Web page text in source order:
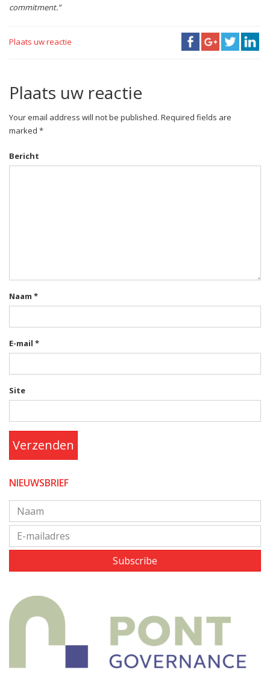
commitment.”
Plaats uw reactie
Plaats uw reactie
Your email address will not be published. Required fields are
marked *
Bericht
Naam *
E-mail *
Site
Verzenden
NIEUWSBRIEF
Subscribe